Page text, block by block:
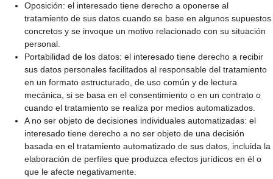
Oposición: el interesado tiene derecho a oponerse al
tratamiento de sus datos cuando se base en algunos supuestos
concretos y se invoque un motivo relacionado con su situación
personal.
Portabilidad de los datos: el interesado tiene derecho a recibir
sus datos personales facilitados al responsable del tratamiento
en un formato estructurado, de uso común y de lectura
mecánica, si se basa en el consentimiento o en un contrato o
cuando el tratamiento se realiza por medios automatizados.
A no ser objeto de decisiones individuales automatizadas: el
interesado tiene derecho a no ser objeto de una decisión
basada en el tratamiento automatizado de sus datos, incluida la
elaboración de perfiles que produzca efectos jurídicos en él o
que le afecte negativamente.